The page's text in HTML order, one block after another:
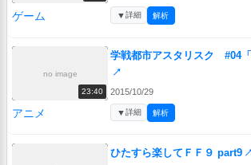
ゲーム ▼詳細 解析
no image
23:40
学戦都市アスタリスク #04「
↗
2015/10/29
アニメ ▼詳細 解析
ひたすら楽してＦＦ９ part9